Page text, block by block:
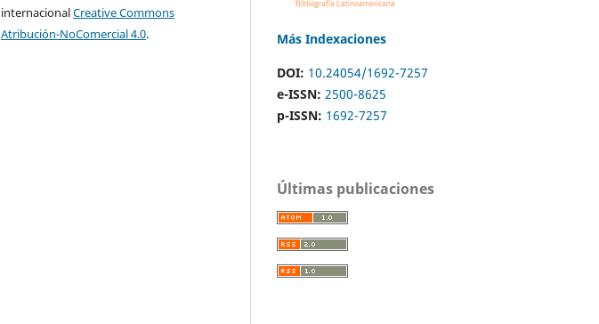
internacionalCreative Commons
Atribución-NoComercial 4.0.
Más Indexaciones
DOI: 10.24054/1692-7257
e-ISSN: 2500-8625
p-ISSN: 1692-7257
Últimas publicaciones